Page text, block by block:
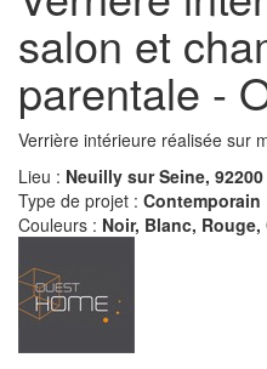
salon et
parentale -
Verrière intérieure réalisée sur
Lieu : Neuilly sur Seine, 92200
Type de projet : Contemporain
Couleurs : Noir, Blanc,